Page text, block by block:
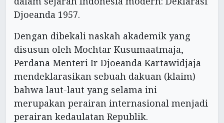
Djoeanda 1957.
Dengan dibekali naskah akademik yang
disusun oleh Mochtar Kusumaatmaja,
Perdana Menteri Ir Djoeanda Kartawidjaja
mendeklarasikan sebuah dakuan (klaim)
bahwa laut-laut yang selama ini
merupakan perairan internasional menjadi
perairan kedaulatan Republik.